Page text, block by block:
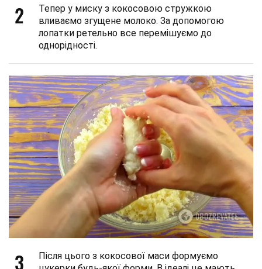
2
Тепер у миску з кокосовою стружкою
вливаємо згущене молоко. За допомогою
лопатки ретельно все перемішуємо до
однорідності.
3
Після цього з кокосової маси формуємо